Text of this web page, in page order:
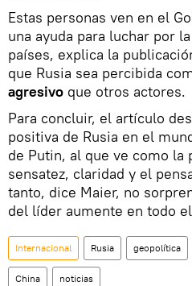
Estas personas ven en el
una ayuda para luchar por
países, explica la
que Rusia sea percibida
agresivo que otros actores.
Para concluir, el artículo
positiva de Rusia en el
de Putin, al que ve como la
sensatez, claridad y el
tanto, dice Maier, no
del líder aumente en todo
Internacional Rusia geopolítica
China noticias